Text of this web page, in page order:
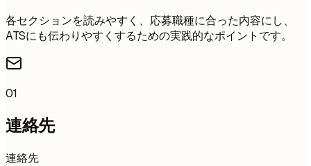
各セクションを読みやすく、応募職種に合った内容にし、
ATSにも伝わりやすくするための実践的なポイントです。
01
連絡先
連絡先